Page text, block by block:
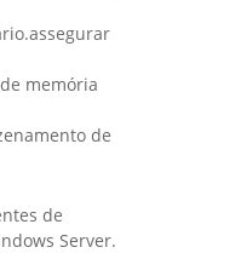
memória
de
de
Server.